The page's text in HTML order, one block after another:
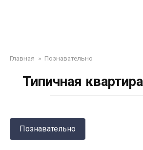
Главная » Познавательно
Типичная
Познавательно